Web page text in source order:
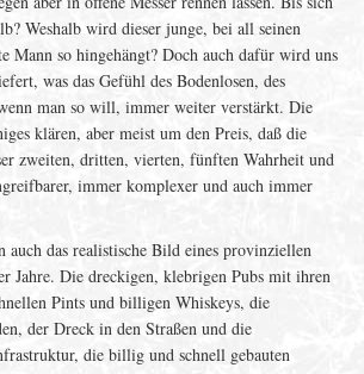
Weshalb wird dieser junge, bei all seinen
Mann so hingehängt? Doch auch dafür wird uns
was das Gefühl des Bodenlosen, des
man so will, immer weiter verstärkt. Die
klären, aber meist um den Preis, daß die
zweiten, dritten, vierten, fünften Wahrheit und
immer komplexer und auch immer
auch das realistische Bild eines provinziellen
Jahre. Die dreckigen, klebrigen Pubs mit ihren
Pints und billigen Whiskeys, die
der Dreck in den Straßen und die
die billig und schnell gebauten